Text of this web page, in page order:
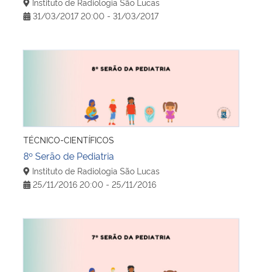
31/03/2017 20:00 - 31/03/2017
TÉCNICO-CIENTÍFICOS
8º Serão de Pediatria
Instituto de Radiologia São Lucas
25/11/2016 20:00 - 25/11/2016